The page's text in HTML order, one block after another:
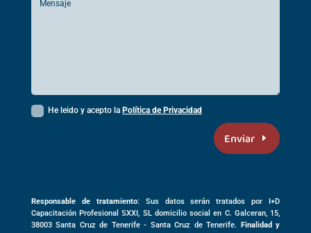
He leido y acepto laPolítica de Privacidad
Enviar
Responsable de tratamiento: Sus datos serán tratados por I+D
Capacitación Profesional SXXI, SL domicilio social en C. Galceran, 15,
38003Santa Cruz de Tenerife - Santa Cruz de Tenerife. Finalidad y